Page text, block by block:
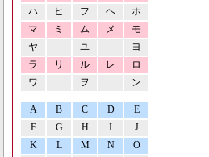
ハ
ヒ フ ヘ
ホ
マ
ミ ム メ
モ
ヤ
ユ
ヨ
ラ
リ ル レ
ロ
ワ
ヲ ン
A B C D
E
F
G H I
J
K
L M N O